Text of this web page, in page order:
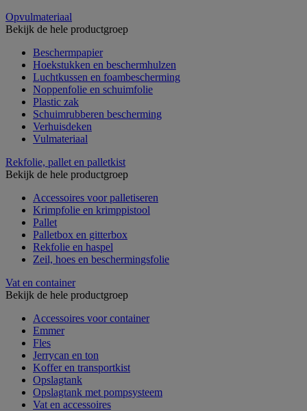
Opvulmateriaal
Bekijk de hele productgroep
Beschermpapier
Hoekstukken en beschermhulzen
Luchtkussen en foambescherming
Noppenfolie en schuimfolie
Plastic zak
Schuimrubberen bescherming
Verhuisdeken
Vulmateriaal
Rekfolie, pallet en palletkist
Bekijk de hele productgroep
Accessoires voor palletiseren
Krimpfolie en krimppistool
Pallet
Palletbox en gitterbox
Rekfolie en haspel
Zeil, hoes en beschermingsfolie
Vat en container
Bekijk de hele productgroep
Accessoires voor container
Emmer
Fles
Jerrycan en ton
Koffer en transportkist
Opslagtank
Opslagtank met pompsysteem
Vat en accessoires